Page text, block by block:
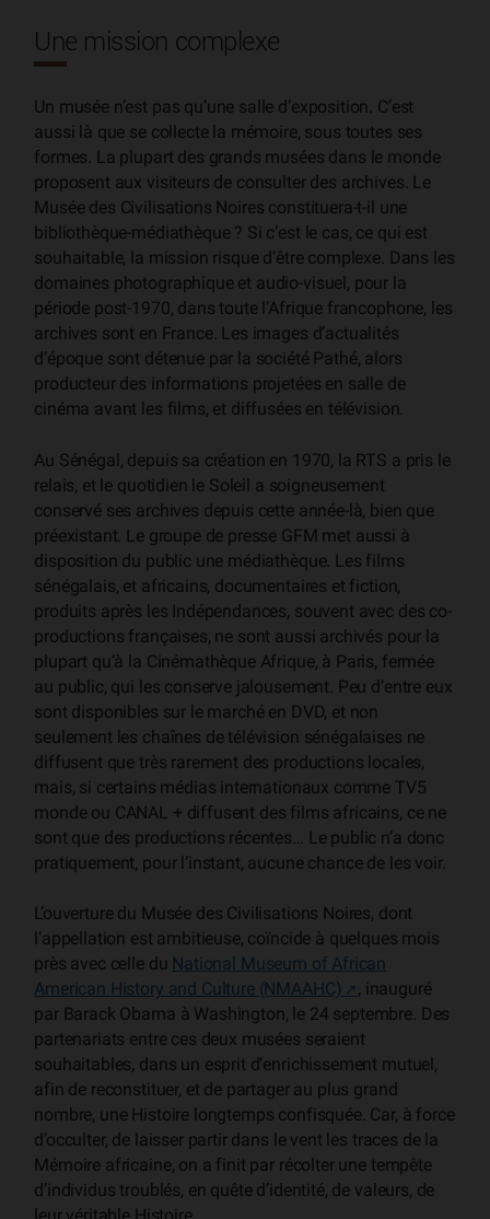
Une mission complexe
Un musée n’est pas qu’une salle d’exposition. C’est
aussi là que se collecte la mémoire, sous toutes ses
formes. La plupart des grands musées dans le monde
proposent aux visiteurs de consulter des archives. Le
Musée des Civilisations Noires constituera-t-il une
bibliothèque-médiathèque ? Si c’est le cas, ce qui est
souhaitable, la mission risque d’être complexe. Dans les
domaines photographique et audio-visuel, pour la
période post-1970, dans toute l’Afrique francophone, les
archives sont en France. Les images d’actualités
d’époque sont détenue par la société Pathé, alors
producteur des informations projetées en salle de
cinéma avant les films, et diffusées en télévision.
Au Sénégal, depuis sa création en 1970, la RTS a pris le
relais, et le quotidien le Soleil a soigneusement
conservé ses archives depuis cette année-là, bien que
préexistant. Le groupe de presse GFM met aussi à
disposition du public une médiathèque. Les films
sénégalais, et africains, documentaires et fiction,
produits après les Indépendances, souvent avec des co-
productions françaises, ne sont aussi archivés pour la
plupart qu’à la Cinémathèque Afrique, à Paris, fermée
au public, qui les conserve jalousement. Peu d’entre eux
sont disponibles sur le marché en DVD, et non
seulement les chaînes de télévision sénégalaises ne
diffusent que très rarement des productions locales,
mais, si certains médias internationaux comme TV5
monde ou CANAL + diffusent des films africains, ce ne
sont que des productions récentes… Le public n’a donc
pratiquement, pour l’instant, aucune chance de les voir.
L’ouverture du Musée des Civilisations Noires, dont
l’appellation est ambitieuse, coïncide à quelques mois
près avec celle du National Museum of African
American History and Culture (NMAAHC)
, inauguré
par Barack Obama à Washington, le 24 septembre. Des
partenariats entre ces deux musées seraient
souhaitables, dans un esprit d‘enrichissement mutuel,
afin de reconstituer, et de partager au plus grand
nombre, une Histoire longtemps confisquée. Car, à force
d’occulter, de laisser partir dans le vent les traces de la
Mémoire africaine, on a finit par récolter une tempête
d’individus troublés, en quête d’identité, de valeurs, de